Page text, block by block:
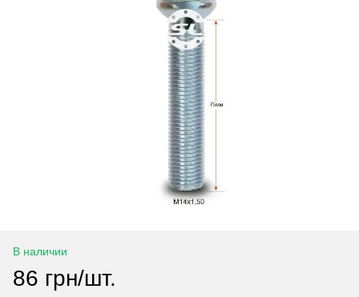
В наличии
86 грн/шт.